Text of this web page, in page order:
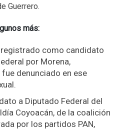
Guerrero.
más:
como candidato
por Morena,
fue denunciado en ese
a Diputado Federal del
Coyoacán, de la coalición
por los partidos PAN,